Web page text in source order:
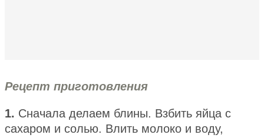
Рецепт приготовления
1. Сначала делаем блины. Взбить яйца с
сахаром и солью. Влить молоко и воду,